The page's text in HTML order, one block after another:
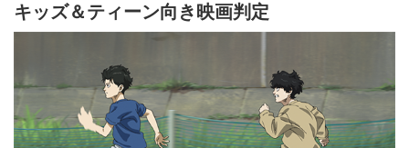
キッズ＆ティーン向き映画判定